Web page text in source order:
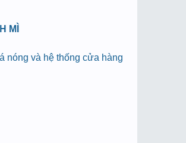
MÌ
nóng và hệ thống cửa hàng